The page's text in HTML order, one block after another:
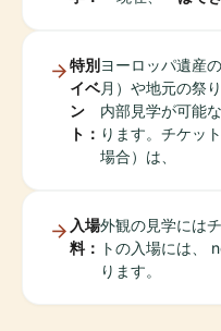
特別
イベ
ン
ト：
ヨーロッパ遺産
月）や地元の祭り
内部見学が可能
ります。チケッ
場合）は、
入場
料：
外観の見学には
トの入場には、
ります。